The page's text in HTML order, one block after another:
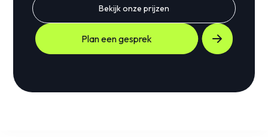
Bekijk onze prijzen
Plan een gesprek